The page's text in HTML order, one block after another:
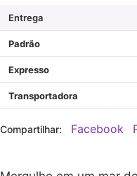
Entrega
Padrão
Expresso
Transportadora
Compartilhar: Facebook